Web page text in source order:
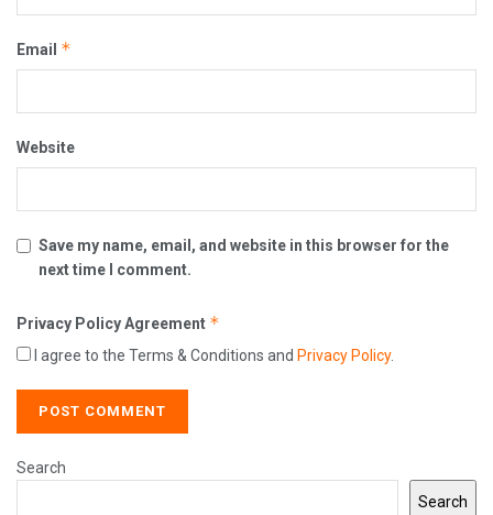
Email *
Website
Save my name, email, and website in this browser for the
next time I comment.
Privacy Policy Agreement *
I agree to the Terms & Conditions and Privacy Policy.
Search
Search